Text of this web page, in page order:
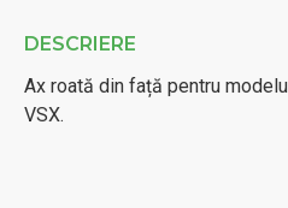
DESCRIERE
Ax roată din față pentru
VSX.